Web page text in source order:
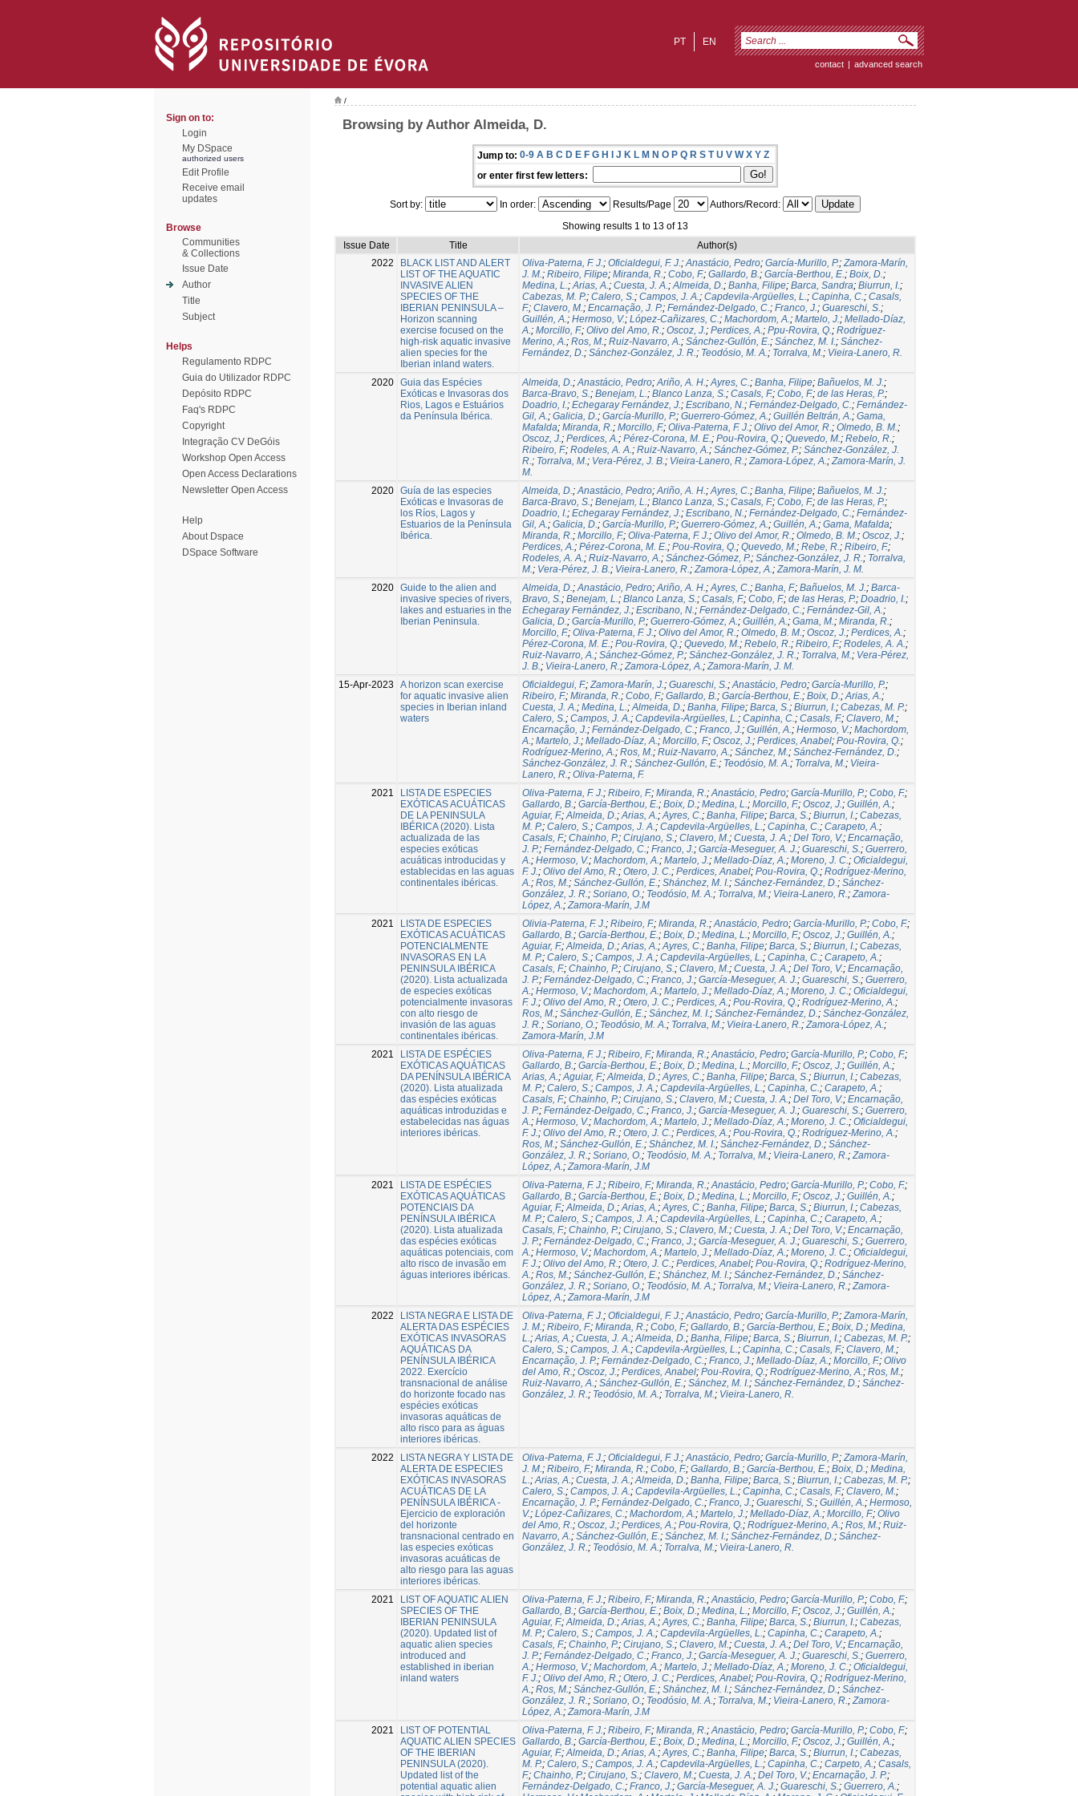
EN
PT
contact | advanced search
Sign on to:
Login
My DSpace
authorized users
Edit Profile
Receive email
updates
Browse
Communities
& Collections
Issue Date
Author
Title
Subject
Helps
Regulamento RDPC
Guia do Utilizador RDPC
Depósito RDPC
Faq's RDPC
Copyright
Integração CV DeGóis
Workshop Open Access
Open Access Declarations
Newsletter Open Access
Help
About Dspace
DSpace Software
/
Browsing by Author Almeida, D.
Jump to: 0-9 A B C D E F G H I J K L M N O P Q R S T U V W X Y Z
or enter first few letters:
Sort by: In order: Results/Page
Authors/Record:
Showing results 1 to 13 of 13
Issue Date
Title
Author(s)
2022
BLACK LIST AND ALERT
LIST OF THE AQUATIC
INVASIVE ALIEN
SPECIES OF THE
IBERIAN PENINSULA –
Horizon scanning
exercise focused on the
high-risk aquatic invasive
alien species for the
Iberian inland waters.
Oliva-Paterna, F. J.; Oficialdegui, F. J.;Anastácio, Pedro; García-Murillo, P.;Zamora-Marín,
J. M.; Ribeiro, Filipe; Miranda, R.; Cobo, F.; Gallardo, B.; García-Berthou, E.; Boix, D.;
Medina, L.;Arias, A.; Cuesta, J. A.;Almeida, D.; Banha, Filipe; Barca, Sandra; Biurrun, I.;
Cabezas, M. P.; Calero, S.; Campos, J. A.; Capdevila-Argüelles, L.; Capinha, C.; Casals,
F.; Clavero, M.; Encarnação, J. P.; Fernández-Delgado, C.; Franco, J.; Guareschi, S.;
Guillén, A.; Hermoso, V.; López-Cañizares, C.; Machordom, A.; Martelo, J.; Mellado-Díaz,
A.; Morcillo, F.; Olivo del Amo, R.; Oscoz, J.; Perdices, A.; Ppu-Rovira, Q.; Rodríguez-
Merino, A.; Ros, M.; Ruiz-Navarro, A.; Sánchez-Gullón, E.; Sánchez, M. I.; Sánchez-
Fernández, D.; Sánchez-González, J. R.; Teodósio, M. A.; Torralva, M.; Vieira-Lanero, R.
2020 Guia das Espécies
Exóticas e Invasoras dos
Rios, Lagos e Estuários
da Península Ibérica.
Almeida, D.;Anastácio, Pedro;Ariño, A. H.;Ayres, C.; Banha, Filipe; Bañuelos, M. J.;
Barca-Bravo, S.; Benejam, L.; Blanco Lanza, S.; Casals, F.; Cobo, F.; de las Heras, P.;
Doadrio, I.; Echegaray Fernández, J.; Escribano, N.; Fernández-Delgado, C.; Fernández-
Gil, A.; Galicia, D.; García-Murillo, P.; Guerrero-Gómez, A.; Guillén Beltrán, A.; Gama,
Mafalda; Miranda, R.; Morcillo, F.; Oliva-Paterna, F. J.; Olivo del Amor, R.; Olmedo, B. M.;
Oscoz, J.; Perdices, A.; Pérez-Corona, M. E.; Pou-Rovira, Q.; Quevedo, M.; Rebelo, R.;
Ribeiro, F.; Rodeles, A. A.; Ruiz-Navarro, A.; Sánchez-Gómez, P.; Sánchez-González, J.
R.; Torralva, M.; Vera-Pérez, J. B.; Vieira-Lanero, R.;Zamora-López, A.;Zamora-Marín, J.
M.
2020 Guía de las especies
Exóticas e Invasoras de
los Ríos, Lagos y
Estuarios de la Península
Ibérica.
Almeida, D.;Anastácio, Pedro;Ariño, A. H.;Ayres, C.; Banha, Filipe; Bañuelos, M. J.;
Barca-Bravo, S.; Benejam, L.; Blanco Lanza, S.; Casals, F.; Cobo, F.; de las Heras, P.;
Doadrio, I.; Echegaray Fernández, J.; Escribano, N.; Fernández-Delgado, C.; Fernández-
Gil, A.; Galicia, D.; García-Murillo, P.; Guerrero-Gómez, A.; Guillén, A.; Gama, Mafalda;
Miranda, R.; Morcillo, F.; Oliva-Paterna, F. J.; Olivo del Amor, R.; Olmedo, B. M.; Oscoz, J.;
Perdices, A.; Pérez-Corona, M. E.; Pou-Rovira, Q.; Quevedo, M.; Rebe, R.; Ribeiro, F.;
Rodeles, A. A.; Ruiz-Navarro, A.; Sánchez-Gómez, P.; Sánchez-González, J. R.; Torralva,
M.; Vera-Pérez, J. B.; Vieira-Lanero, R.;Zamora-López, A.;Zamora-Marín, J. M.
2020 Guide to the alien and
invasive species of rivers,
lakes and estuaries in the
Iberian Peninsula.
Almeida, D.;Anastácio, Pedro;Ariño, A. H.;Ayres, C.; Banha, F.; Bañuelos, M. J.; Barca-
Bravo, S.; Benejam, L.; Blanco Lanza, S.; Casals, F.; Cobo, F.; de las Heras, P.; Doadrio, I.;
Echegaray Fernández, J.; Escribano, N.; Fernández-Delgado, C.; Fernández-Gil, A.;
Galicia, D.; García-Murillo, P.; Guerrero-Gómez, A.; Guillén, A.; Gama, M.; Miranda, R.;
Morcillo, F.; Oliva-Paterna, F. J.; Olivo del Amor, R.; Olmedo, B. M.; Oscoz, J.; Perdices, A.;
Pérez-Corona, M. E.; Pou-Rovira, Q.; Quevedo, M.; Rebelo, R.; Ribeiro, F.; Rodeles, A. A.;
Ruiz-Navarro, A.; Sánchez-Gómez, P.; Sánchez-González, J. R.; Torralva, M.; Vera-Pérez,
J. B.; Vieira-Lanero, R.;Zamora-López, A.;Zamora-Marín, J. M.
15-Apr-2023
A horizon scan exercise
for aquatic invasive alien
species in Iberian inland
waters
Oficialdegui, F.;Zamora-Marín, J.; Guareschi, S.;Anastácio, Pedro; García-Murillo, P.;
Ribeiro, F.; Miranda, R.; Cobo, F.; Gallardo, B.; García-Berthou, E.; Boix, D.;Arias, A.;
Cuesta, J. A.; Medina, L.;Almeida, D.; Banha, Filipe; Barca, S.; Biurrun, I.; Cabezas, M. P.;
Calero, S.; Campos, J. A.; Capdevila-Argüelles, L.; Capinha, C.; Casals, F.; Clavero, M.;
Encarnação, J.; Fernández-Delgado, C.; Franco, J.; Guillén, A.; Hermoso, V.; Machordom,
A.; Martelo, J.; Mellado-Díaz, A.; Morcillo, F.; Oscoz, J.; Perdices, Anabel; Pou-Rovira, Q.;
Rodríguez-Merino, A.; Ros, M.; Ruiz-Navarro, A.; Sánchez, M.; Sánchez-Fernández, D.;
Sánchez-González, J. R.; Sánchez-Gullón, E.; Teodósio, M. A.; Torralva, M.; Vieira-
Lanero, R.; Oliva-Paterna, F.
2021
LISTA DE ESPECIES
EXÓTICAS ACUÁTICAS
DE LA PENINSULA
IBÉRICA (2020). Lista
actualizada de las
especies exóticas
acuáticas introducidas y
establecidas en las aguas
continentales ibéricas.
Oliva-Paterna, F. J.; Ribeiro, F.; Miranda, R.;Anastácio, Pedro; García-Murillo, P.; Cobo, F.;
Gallardo, B.; García-Berthou, E.; Boix, D.; Medina, L.; Morcillo, F.; Oscoz, J.; Guillén, A.;
Aguiar, F.;Almeida, D.;Arias, A.;Ayres, C.; Banha, Filipe; Barca, S.; Biurrun, I.; Cabezas,
M. P.; Calero, S.; Campos, J. A.; Capdevila-Argüelles, L.; Capinha, C.; Carapeto, A.;
Casals, F.; Chainho, P.; Cirujano, S.; Clavero, M.; Cuesta, J. A.; Del Toro, V.; Encarnação,
J. P.; Fernández-Delgado, C.; Franco, J.; García-Meseguer, A. J.; Guareschi, S.; Guerrero,
A.; Hermoso, V.; Machordom, A.; Martelo, J.; Mellado-Díaz, A.; Moreno, J. C.; Oficialdegui,
F. J.; Olivo del Amo, R.; Otero, J. C.; Perdices, Anabel; Pou-Rovira, Q.; Rodríguez-Merino,
A.; Ros, M.; Sánchez-Gullón, E.; Shánchez, M. I.; Sánchez-Fernández, D.; Sánchez-
González, J. R.; Soriano, O.; Teodósio, M. A.; Torralva, M.; Vieira-Lanero, R.;Zamora-
López, A.;Zamora-Marín, J.M
2021
LISTA DE ESPECIES
EXÓTICAS ACUÁTICAS
POTENCIALMENTE
INVASORAS EN LA
PENINSULA IBÉRICA
(2020). Lista actualizada
de especies exóticas
potencialmente invasoras
con alto riesgo de
invasión de las aguas
continentales ibéricas.
Olivia-Paterna, F. J.; Ribeiro, F.; Miranda, R.;Anastácio, Pedro; García-Murillo, P.; Cobo, F.;
Gallardo, B.; García-Berthou, E.; Boix, D.; Medina, L.; Morcillo, F.; Oscoz, J.; Guillén, A.;
Aguiar, F.;Almeida, D.;Arias, A.;Ayres, C.; Banha, Filipe; Barca, S.; Biurrun, I.; Cabezas,
M. P.; Calero, S.; Campos, J. A.; Capdevila-Argüelles, L.; Capinha, C.; Carapeto, A.;
Casals, F.; Chainho, P.; Cirujano, S.; Clavero, M.; Cuesta, J. A.; Del Toro, V.; Encarnação,
J. P.; Fernández-Delgado, C.; Franco, J.; García-Meseguer, A. J.; Guareschi, S.; Guerrero,
A.; Hermoso, V.; Machordom, A.; Martelo, J.; Mellado-Díaz, A.; Moreno, J. C.; Oficialdegui,
F. J.; Olivo del Amo, R.; Otero, J. C.; Perdices, A.; Pou-Rovira, Q.; Rodríguez-Merino, A.;
Ros, M.; Sánchez-Gullón, E.; Sánchez, M. I.; Sánchez-Fernández, D.; Sánchez-González,
J. R.; Soriano, O.; Teodósio, M. A.; Torralva, M.; Vieira-Lanero, R.;Zamora-López, A.;
Zamora-Marín, J.M
2021
LISTA DE ESPÉCIES
EXÓTICAS AQUÁTICAS
DA PENÍNSULA IBÉRICA
(2020). Lista atualizada
das espécies exóticas
aquáticas introduzidas e
estabelecidas nas águas
interiores ibéricas.
Oliva-Paterna, F. J.; Ribeiro, F.; Miranda, R.;Anastácio, Pedro; García-Murillo, P.; Cobo, F.;
Gallardo, B.; García-Berthou, E.; Boix, D.; Medina, L.; Morcillo, F.; Oscoz, J.; Guillén, A.;
Arias, A.;Aguiar, F.;Almeida, D.;Ayres, C.; Banha, Filipe; Barca, S.; Biurrun, I.; Cabezas,
M. P.; Calero, S.; Campos, J. A.; Capdevila-Argüelles, L.; Capinha, C.; Carapeto, A.;
Casals, F.; Chainho, P.; Cirujano, S.; Clavero, M.; Cuesta, J. A.; Del Toro, V.; Encarnação,
J. P.; Fernández-Delgado, C.; Franco, J.; García-Meseguer, A. J.; Guareschi, S.; Guerrero,
A.; Hermoso, V.; Machordom, A.; Martelo, J.; Mellado-Díaz, A.; Moreno, J. C.; Oficialdegui,
F. J.; Olivo del Amo, R.; Otero, J. C.; Perdices, A.; Pou-Rovira, Q.; Rodríguez-Merino, A.;
Ros, M.; Sánchez-Gullón, E.; Shánchez, M. I.; Sánchez-Fernández, D.; Sánchez-
González, J. R.; Soriano, O.; Teodósio, M. A.; Torralva, M.; Vieira-Lanero, R.;Zamora-
López, A.;Zamora-Marín, J.M
2021
LISTA DE ESPÉCIES
EXÓTICAS AQUÁTICAS
POTENCIAIS DA
PENÍNSULA IBÉRICA
(2020). Lista atualizada
das espécies exóticas
aquáticas potenciais, com
alto risco de invasão em
águas interiores ibéricas.
Oliva-Paterna, F. J.; Ribeiro, F.; Miranda, R.;Anastácio, Pedro; García-Murillo, P.; Cobo, F.;
Gallardo, B.; García-Berthou, E.; Boix, D.; Medina, L.; Morcillo, F.; Oscoz, J.; Guillén, A.;
Aguiar, F.;Almeida, D.;Arias, A.;Ayres, C.; Banha, Filipe; Barca, S.; Biurrun, I.; Cabezas,
M. P.; Calero, S.; Campos, J. A.; Capdevila-Argüelles, L.; Capinha, C.; Carapeto, A.;
Casals, F.; Chainho, P.; Cirujano, S.; Clavero, M.; Cuesta, J. A.; Del Toro, V.; Encarnação,
J. P.; Fernández-Delgado, C.; Franco, J.; García-Meseguer, A. J.; Guareschi, S.; Guerrero,
A.; Hermoso, V.; Machordom, A.; Martelo, J.; Mellado-Díaz, A.; Moreno, J. C.; Oficialdegui,
F. J.; Olivo del Amo, R.; Otero, J. C.; Perdices, Anabel; Pou-Rovira, Q.; Rodríguez-Merino,
A.; Ros, M.; Sánchez-Gullón, E.; Shánchez, M. I.; Sánchez-Fernández, D.; Sánchez-
González, J. R.; Soriano, O.; Teodósio, M. A.; Torralva, M.; Vieira-Lanero, R.;Zamora-
López, A.;Zamora-Marín, J.M
2022
LISTA NEGRA E LISTA DE
ALERTA DAS ESPÉCIES
EXÓTICAS INVASORAS
AQUÁTICAS DA
PENÍNSULA IBÉRICA
2022. Exercício
transnacional de análise
do horizonte focado nas
espécies exóticas
invasoras aquáticas de
alto risco para as águas
interiores ibéricas.
Oliva-Paterna, F. J.; Oficialdegui, F. J.;Anastácio, Pedro; García-Murillo, P.;Zamora-Marín,
J. M.; Ribeiro, F.; Miranda, R.; Cobo, F.; Gallardo, B.; García-Berthou, E.; Boix, D.; Medina,
L.;Arias, A.; Cuesta, J. A.;Almeida, D.; Banha, Filipe; Barca, S.; Biurrun, I.; Cabezas, M. P.;
Calero, S.; Campos, J. A.; Capdevila-Argüelles, L.; Capinha, C.; Casals, F.; Clavero, M.;
Encarnação, J. P.; Fernández-Delgado, C.; Franco, J.; Mellado-Díaz, A.; Morcillo, F.; Olivo
del Amo, R.; Oscoz, J.; Perdices, Anabel; Pou-Rovira, Q.; Rodríguez-Merino, A.; Ros, M.;
Ruiz-Navarro, A.; Sánchez-Gullón, E.; Sánchez, M. I.; Sánchez-Fernández, D.; Sánchez-
González, J. R.; Teodósio, M. A.; Torralva, M.; Vieira-Lanero, R.
2022
LISTA NEGRA Y LISTA DE
ALERTA DE ESPECIES
EXÓTICAS INVASORAS
ACUÁTICAS DE LA
PENÍNSULA IBÉRICA -
Ejercicio de exploración
del horizonte
transnacional centrado en
las especies exóticas
invasoras acuáticas de
alto riesgo para las aguas
interiores ibéricas.
Oliva-Paterna, F. J.; Oficialdegui, F. J.;Anastácio, Pedro; García-Murillo, P.;Zamora-Marín,
J. M.; Ribeiro, F.; Miranda, R.; Cobo, F.; Gallardo, B.; García-Berthou, E.; Boix, D.; Medina,
L.;Arias, A.; Cuesta, J. A.;Almeida, D.; Banha, Filipe; Barca, S.; Biurrun, I.; Cabezas, M. P.;
Calero, S.; Campos, J. A.; Capdevila-Argüelles, L.; Capinha, C.; Casals, F.; Clavero, M.;
Encarnação, J. P.; Fernández-Delgado, C.; Franco, J.; Guareschi, S.; Guillén, A.; Hermoso,
V.; López-Cañizares, C.; Machordom, A.; Martelo, J.; Mellado-Díaz, A.; Morcillo, F.; Olivo
del Amo, R.; Oscoz, J.; Perdices, A.; Pou-Rovira, Q.; Rodríguez-Merino, A.; Ros, M.; Ruiz-
Navarro, A.; Sánchez-Gullón, E.; Sánchez, M. I.; Sánchez-Fernández, D.; Sánchez-
González, J. R.; Teodósio, M. A.; Torralva, M.; Vieira-Lanero, R.
2021
LIST OF AQUATIC ALIEN
SPECIES OF THE
IBERIAN PENINSULA
(2020). Updated list of
aquatic alien species
introduced and
established in iberian
inland waters
Oliva-Paterna, F. J.; Ribeiro, F.; Miranda, R.;Anastácio, Pedro; García-Murillo, P.; Cobo, F.;
Gallardo, B.; García-Berthou, E.; Boix, D.; Medina, L.; Morcillo, F.; Oscoz, J.; Guillén, A.;
Aguiar, F.;Almeida, D.;Arias, A.;Ayres, C.; Banha, Filipe; Barca, S.; Biurrun, I.; Cabezas,
M. P.; Calero, S.; Campos, J. A.; Capdevila-Argüelles, L.; Capinha, C.; Carapeto, A.;
Casals, F.; Chainho, P.; Cirujano, S.; Clavero, M.; Cuesta, J. A.; Del Toro, V.; Encarnação,
J. P.; Fernández-Delgado, C.; Franco, J.; García-Meseguer, A. J.; Guareschi, S.; Guerrero,
A.; Hermoso, V.; Machordom, A.; Martelo, J.; Mellado-Díaz, A.; Moreno, J. C.; Oficialdegui,
F. J.; Olivo del Amo, R.; Otero, J. C.; Perdices, Anabel; Pou-Rovira, Q.; Rodríguez-Merino,
A.; Ros, M.; Sánchez-Gullón, E.; Shánchez, M. I.; Sánchez-Fernández, D.; Sánchez-
González, J. R.; Soriano, O.; Teodósio, M. A.; Torralva, M.; Vieira-Lanero, R.;Zamora-
López, A.;Zamora-Marín, J.M
2021
LIST OF POTENTIAL
AQUATIC ALIEN SPECIES
OF THE IBERIAN
PENINSULA (2020).
Updated list of the
potential aquatic alien
Oliva-Paterna, F. J.; Ribeiro, F.; Miranda, R.;Anastácio, Pedro; García-Murillo, P.; Cobo, F.;
Gallardo, B.; García-Berthou, E.; Boix, D.; Medina, L.; Morcillo, F.; Oscoz, J.; Guillén, A.;
Aguiar, F.;Almeida, D.;Arias, A.;Ayres, C.; Banha, Filipe; Barca, S.; Biurrun, I.; Cabezas,
M. P.; Calero, S.; Campos, J. A.; Capdevila-Argüelles, L.; Capinha, C.; Carpeto, A.; Casals,
F.; Chainho, P.; Cirujano, S.; Clavero, M.; Cuesta, J. A.; Del Toro, V.; Encarnação, J. P.;
Fernández-Delgado, C.; Franco, J.; García-Meseguer, A. J.; Guareschi, S.; Guerrero, A.;